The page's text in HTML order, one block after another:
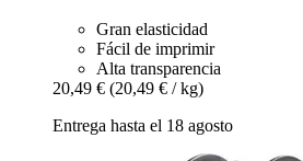
Gran elasticidad
Fácil de imprimir
Alta transparencia
20,49 € (20,49 € / kg)
Entrega hasta el 18 agosto